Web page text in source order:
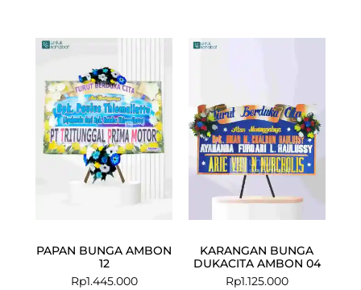
PAPAN BUNGA AMBON
12
Rp1.445.000
KARANGAN BUNGA
DUKACITA AMBON 04
Rp1.125.000